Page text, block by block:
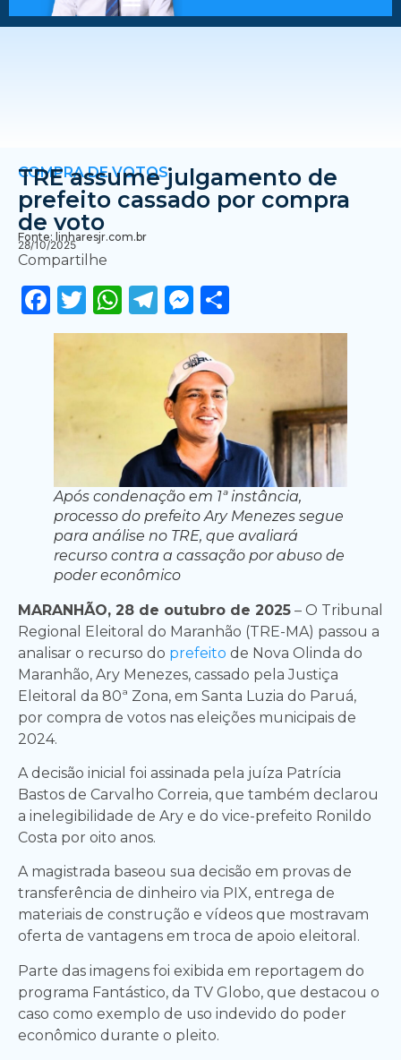
COMPRA DE VOTOS
TRE assume julgamento de
prefeito cassado por compra
de voto
Fonte: linharesjr.com.br
28/10/2025
Compartilhe
Facebook
Twitter
WhatsApp
Telegram
Messenger
Após condenação em 1ª instância,
processo do prefeito Ary Menezes segue
para análise no TRE, que avaliará
recurso contra a cassação por abuso de
poder econômico
MARANHÃO, 28 de outubro de 2025 – O Tribunal
Regional Eleitoral do Maranhão (TRE-MA) passou a
analisar o recurso do prefeito de Nova Olinda do
Maranhão, Ary Menezes, cassado pela Justiça
Eleitoral da 80ª Zona, em Santa Luzia do Paruá,
por compra de votos nas eleições municipais de
2024.
A decisão inicial foi assinada pela juíza Patrícia
Bastos de Carvalho Correia, que também declarou
a inelegibilidade de Ary e do vice-prefeito Ronildo
Costa por oito anos.
A magistrada baseou sua decisão em provas de
transferência de dinheiro via PIX, entrega de
materiais de construção e vídeos que mostravam
oferta de vantagens em troca de apoio eleitoral.
Parte das imagens foi exibida em reportagem do
programa Fantástico, da TV Globo, que destacou o
caso como exemplo de uso indevido do poder
econômico durante o pleito.